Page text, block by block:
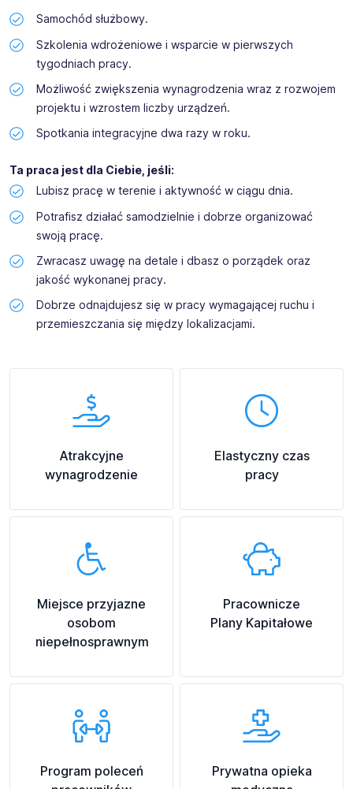
Samochód służbowy.
Szkolenia wdrożeniowe i wsparcie w pierwszych
tygodniach pracy.
Możliwość zwiększenia wynagrodzenia wraz z rozwojem
projektu i wzrostem liczby urządzeń.
Spotkania integracyjne dwa razy w roku.
Ta praca jest dla Ciebie, jeśli:
Lubisz pracę w terenie i aktywność w ciągu dnia.
Potrafisz działać samodzielnie i dobrze organizować
swoją pracę.
Zwracasz uwagę na detale i dbasz o porządek oraz
jakość wykonanej pracy.
Dobrze odnajdujesz się w pracy wymagającej ruchu i
przemieszczania się między lokalizacjami.
Atrakcyjne
wynagrodzenie
Elastyczny czas
pracy
Miejsce przyjazne
osobom
niepełnosprawnym
Pracownicze
Plany Kapitałowe
Program poleceń
Prywatna opieka